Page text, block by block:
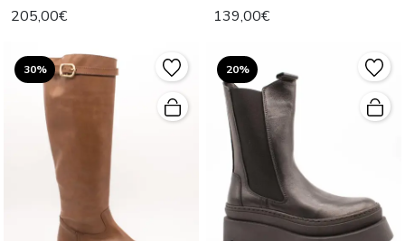
205,00€ 139,00€
30% 20%